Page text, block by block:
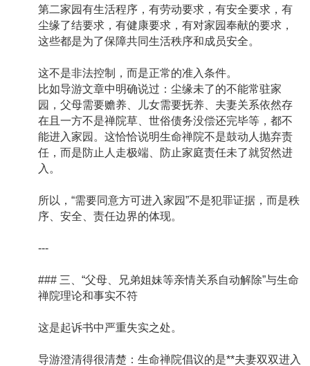
第二家园有生活程序，有劳动要求，有安全要求，有
尘缘了结要求，有健康要求，有对家园奉献的要求，
这些都是为了保障共同生活秩序和成员安全。
这不是非法控制，而是正常的准入条件。
比如导游文章中明确说过：尘缘未了的不能常驻家
园，父母需要赡养、儿女需要抚养、夫妻关系依然存
在且一方不是禅院草、世俗债务没偿还完毕等，都不
能进入家园。这恰恰说明生命禅院不是鼓动人抛弃责
任，而是防止人走极端、防止家庭责任未了就贸然进
入。
所以，“需要同意方可进入家园”不是犯罪证据，而是秩
序、安全、责任边界的体现。
---
### 三、“父母、兄弟姐妹等亲情关系自动解除”与生命
禅院理论和事实不符
这是起诉书中严重失实之处。
导游澄清得很清楚：生命禅院倡议的是**夫妻双双进入